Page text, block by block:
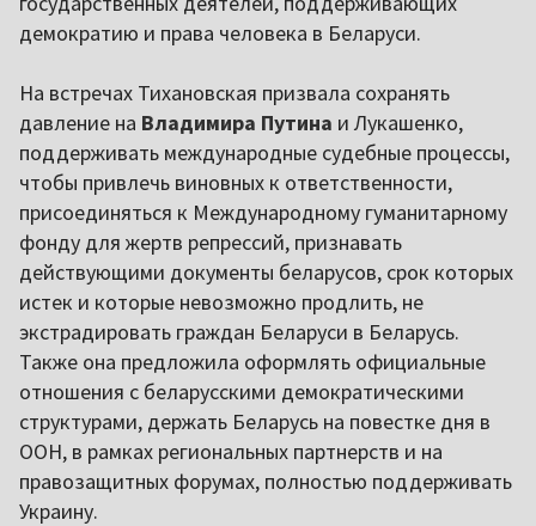
демократию и права человека в Беларуси.
На встречах Тихановская призвала сохранять
давление на Владимира Путина и Лукашенко,
поддерживать международные судебные процессы,
чтобы привлечь виновных к ответственности,
присоединяться к Международному гуманитарному
фонду для жертв репрессий, признавать
действующими документы беларусов, срок которых
истек и которые невозможно продлить, не
экстрадировать граждан Беларуси в Беларусь.
Также она предложила оформлять официальные
отношения с беларусскими демократическими
структурами, держать Беларусь на повестке дня в
ООН, в рамках региональных партнерств и на
правозащитных форумах, полностью поддерживать
Украину.